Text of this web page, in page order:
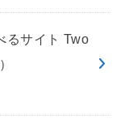
るサイト Two